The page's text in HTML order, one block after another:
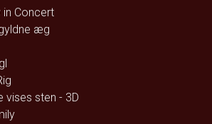
in Concert
æg
vises sten - 3D